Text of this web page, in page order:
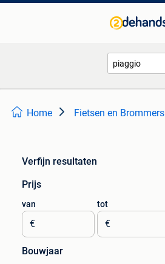
Home Fietsen en Brommers
Verfijn resultaten
Prijs
van
€
tot
€
Bouwjaar